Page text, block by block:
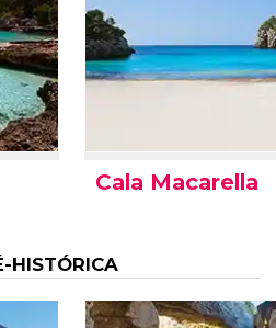
Cala Macarella
HISTÓRICA